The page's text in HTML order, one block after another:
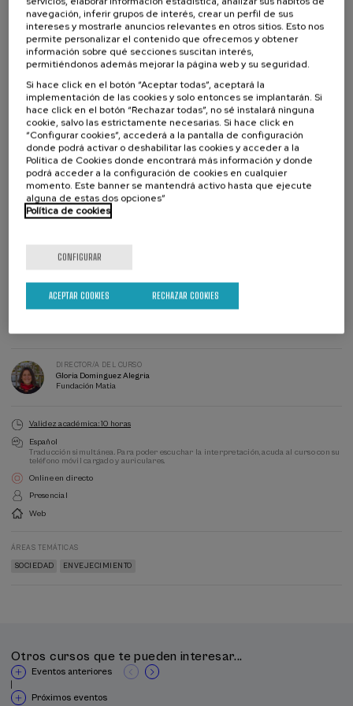
Presentación del estudio Bizaria: diseño, primera oleada y
perspectivas futuras: presentación del estudio longitudinal sobre
longevidad y cuidados en Euskadi, su metodología, principales
resultados de la primera oleada (2025) y planificación de las
siguientes fases.
La importancia de los estudios longitudinales para el diseño de
políticas sobre envejecimiento: análisis de cómo la evidencia
generada por estudios longitudinales orienta y fundamenta las
políticas públicas dirigidas a mejorar las condiciones del
envejecimiento.
Mesa redonda y diálogo: Experiencias internacionales - retos y
desafíos de los estudios longitudinales: presentación de tres
estudios longitudinales de referencia internacional, analizando sus
aportaciones metodológicas, los principales desafíos organizativos y
de continuidad, y el impacto que han generado en el desarrollo de
Colabora
DIRECTOR/A DEL CURSO
Jorge Aramendi Rique
DIRECTOR/A DEL CURSO
Gloria Dominguez Alegria
Fundación Matia
Validez académica: 10 horas
Español
Traducción simultánea. Para poder escuchar la interpretación, acuda al curso con su
teléfono móvil cargado y auriculares.
Online en directo
Presencial
Web
ÁREAS TEMÁTICAS
SOCIEDAD ENVEJECIMIENTO
Otros cursos que te pueden interesar...
Eventos anteriores
Próximos eventos
navegación, inferir grupos de interés, crear un perfil de sus
intereses y mostrarle anuncios relevantes en otros sitios. Esto nos
permite personalizar el contenido que ofrecemos y obtener
información sobre qué secciones suscitan interés,
permitiéndonos además mejorar la página web y su seguridad.
Si hace click en el botón “Aceptar todas”, aceptará la
implementación de las cookies y solo entonces se implantarán. Si
hace click en el botón “Rechazar todas”, no sé instalará ninguna
cookie, salvo las estrictamente necesarias. Si hace click en
“Configurar cookies”, accederá a la pantalla de configuración
donde podrá activar o deshabilitar las cookies y acceder a la
Política de Cookies donde encontrará más información y donde
podrá acceder a la configuración de cookies en cualquier
momento. Este banner se mantendrá activo hasta que ejecute
alguna de estas dos opciones”
Política de cookies
CONFIGURAR
RECHAZAR COOKIES
ACEPTAR COOKIES